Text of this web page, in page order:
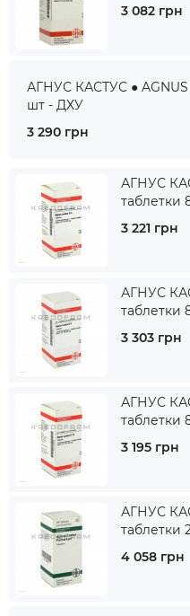
3 082 грн
АГНУС КАСТУС ● AGNUS
шт - ДХУ
3 290 грн
АГНУС
таблетки
3 221 грн
АГНУС
таблетки
3 303 грн
АГНУС
таблетки
3 195 грн
АГНУС
таблетки
4 058 грн